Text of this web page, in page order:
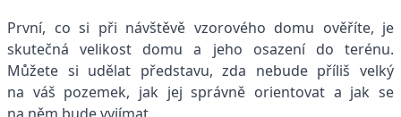
První, co si při návštěvě vzorového domu ověříte, je
skutečná velikost domu a jeho osazení do terénu.
Můžete si udělat představu, zda nebude příliš velký
na váš pozemek, jak jej správně orientovat a jak se